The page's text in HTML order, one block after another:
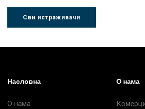
Сви истраживачи
Насловна
О нама
О нама